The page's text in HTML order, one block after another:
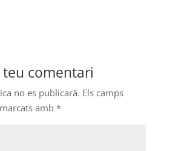
comentari
no es publicarà. Els camps
amb *